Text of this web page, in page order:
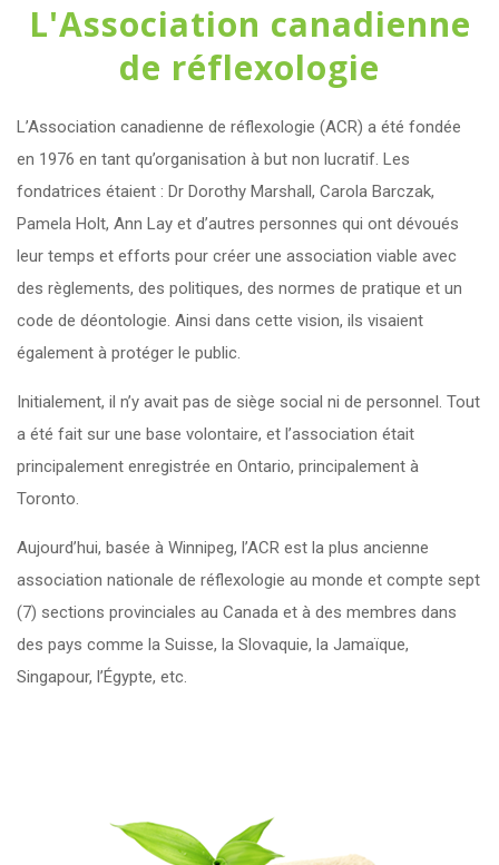
L'Association canadienne
de réflexologie
L’Association canadienne de réflexologie (ACR) a été fondée
en 1976 en tant qu’organisation à but non lucratif. Les
fondatrices étaient : Dr Dorothy Marshall, Carola Barczak,
Pamela Holt, Ann Lay et d’autres personnes qui ont dévoués
leur temps et efforts pour créer une association viable avec
des règlements, des politiques, des normes de pratique et un
code de déontologie. Ainsi dans cette vision, ils visaient
également à protéger le public.
Initialement, il n’y avait pas de siège social ni de personnel. Tout
a été fait sur une base volontaire, et l’association était
principalement enregistrée en Ontario, principalement à
Toronto.
Aujourd’hui, basée à Winnipeg, l’ACR est la plus ancienne
association nationale de réflexologie au monde et compte sept
(7) sections provinciales au Canada et à des membres dans
des pays comme la Suisse, la Slovaquie, la Jamaïque,
Singapour, l’Égypte, etc.